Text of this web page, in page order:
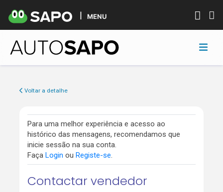
MENU
Voltar a detalhe
Para uma melhor experiência e acesso ao
histórico das mensagens, recomendamos que
inicie sessão na sua conta.
Faça Login ou Registe-se.
Contactar vendedor